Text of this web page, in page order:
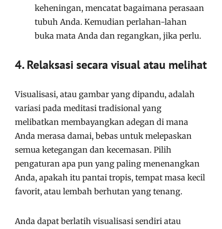
keheningan, mencatat bagaimana perasaan
tubuh Anda. Kemudian perlahan-lahan
buka mata Anda dan regangkan, jika perlu.
4. Relaksasi secara visual atau melihat
Visualisasi, atau gambar yang dipandu, adalah
variasi pada meditasi tradisional yang
melibatkan membayangkan adegan di mana
Anda merasa damai, bebas untuk melepaskan
semua ketegangan dan kecemasan. Pilih
pengaturan apa pun yang paling menenangkan
Anda, apakah itu pantai tropis, tempat masa kecil
favorit, atau lembah berhutan yang tenang.
Anda dapat berlatih visualisasi sendiri atau